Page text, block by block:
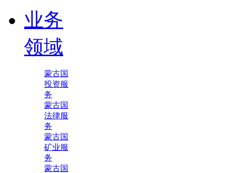
业务
领域
蒙古国
投资服
务
蒙古国
法律服
务
蒙古国
矿业服
务
蒙古国